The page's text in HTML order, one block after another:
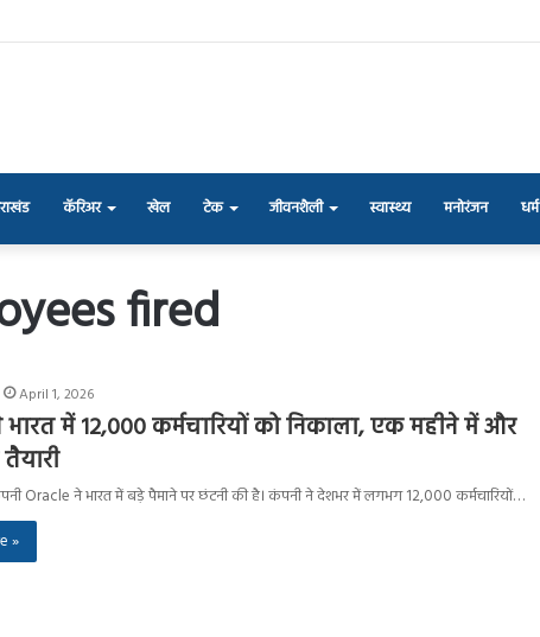
कॅरिअर खेल टेक जीवनशैली स्वास्थ्य मनोरंजन धर्म
fired
April 1, 2026
में 12,000 कर्मचारियों को निकाला, एक महीने में और
Oracle ने भारत में बड़े पैमाने पर छंटनी की है। कंपनी ने देशभर में लगभग 12,000 कर्मचारियों…
»